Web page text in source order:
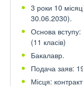
3 роки 10
30.06.2030).
Основа
(11 класів)
Бакалавр.
Подача заяв:
Місця: